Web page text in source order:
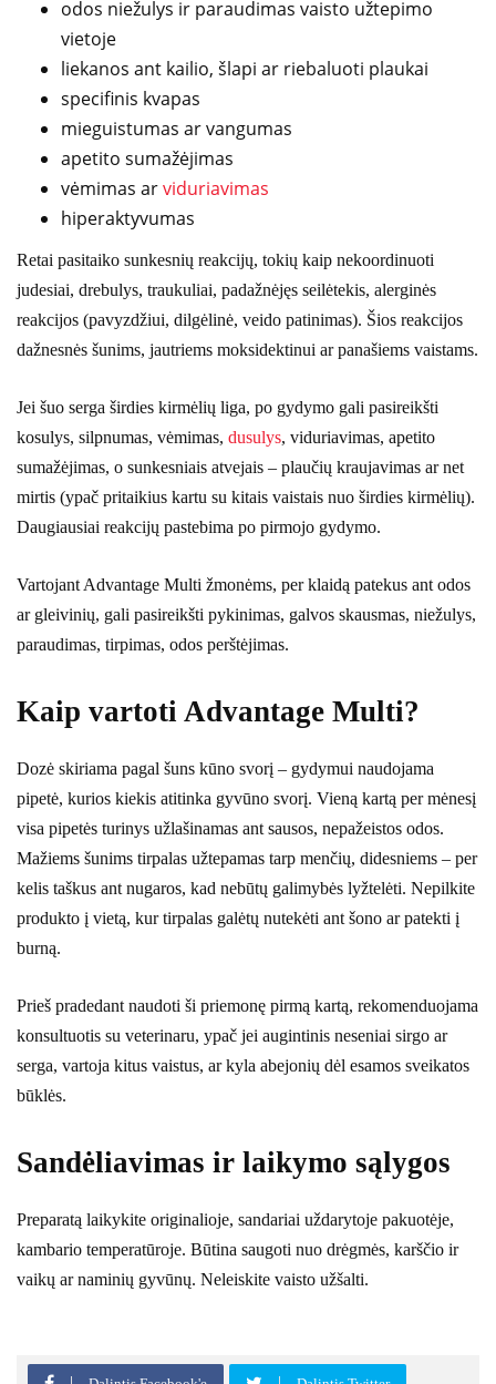
odos niežulys ir paraudimas vaisto užtepimo
vietoje
liekanos ant kailio, šlapi ar riebaluoti plaukai
specifinis kvapas
mieguistumas ar vangumas
apetito sumažėjimas
vėmimas arviduriavimas
hiperaktyvumas
Retai pasitaiko sunkesnių reakcijų, tokių kaip nekoordinuoti
judesiai, drebulys, traukuliai, padažnėjęs seilėtekis, alerginės
reakcijos (pavyzdžiui, dilgėlinė, veido patinimas). Šios reakcijos
dažnesnės šunims, jautriems moksidektinui ar panašiems vaistams.
Jei šuo serga širdies kirmėlių liga, po gydymo gali pasireikšti
kosulys, silpnumas, vėmimas, dusulys, viduriavimas, apetito
sumažėjimas, o sunkesniais atvejais – plaučių kraujavimas ar net
mirtis (ypač pritaikius kartu su kitais vaistais nuo širdies kirmėlių).
Daugiausiai reakcijų pastebima po pirmojo gydymo.
Vartojant Advantage Multi žmonėms, per klaidą patekus ant odos
ar gleivinių, gali pasireikšti pykinimas, galvos skausmas, niežulys,
paraudimas, tirpimas, odos perštėjimas.
Kaip vartoti Advantage Multi?
Dozė skiriama pagal šuns kūno svorį – gydymui naudojama
pipetė, kurios kiekis atitinka gyvūno svorį. Vieną kartą per mėnesį
visa pipetės turinys užlašinamas ant sausos, nepažeistos odos.
Mažiems šunims tirpalas užtepamas tarp menčių, didesniems – per
kelis taškus ant nugaros, kad nebūtų galimybės lyžtelėti. Nepilkite
produkto į vietą, kur tirpalas galėtų nutekėti ant šono ar patekti į
burną.
Prieš pradedant naudoti ši priemonę pirmą kartą, rekomenduojama
konsultuotis su veterinaru, ypač jei augintinis neseniai sirgo ar
serga, vartoja kitus vaistus, ar kyla abejonių dėl esamos sveikatos
būklės.
Sandėliavimas ir laikymo sąlygos
Preparatą laikykite originalioje, sandariai uždarytoje pakuotėje,
kambario temperatūroje. Būtina saugoti nuo drėgmės, karščio ir
vaikų ar naminių gyvūnų. Neleiskite vaisto užšalti.